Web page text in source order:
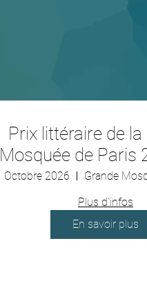
Prix littéraire de la
Mosquée de Paris
édition
Octobre 2026
Grande
Plus d'infos
En savoir plus